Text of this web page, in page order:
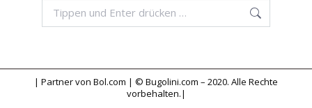
Search:
| Partner von Bol.com | © Bugolini.com – 2020. Alle Rechte
vorbehalten.|